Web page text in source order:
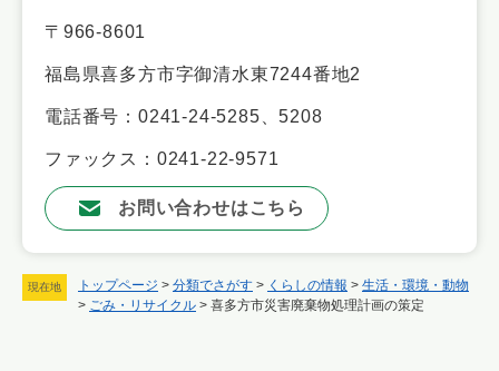
現在地 トップページ > 分類でさがす > くらしの情報 > 生活・環境・動物
> ごみ・リサイクル > 喜多方市災害廃棄物処理計画の策定
〒966-8601
福島県喜多方市字御清水東7244番地2
電話番号：0241-24-5285、5208
ファックス：0241-22-9571
お問い合わせはこちら